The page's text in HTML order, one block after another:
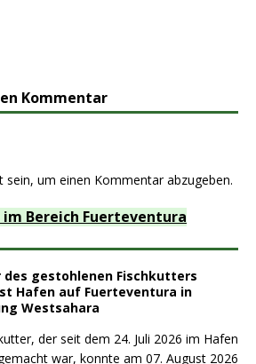
Kommentar
sein, um einen Kommentar abzugeben.
Bereich Fuerteventura
des gestohlenen Fischkutters
Hafen auf Fuerteventura in
Westsahara
der seit dem 24. Juli 2026 im Hafen
war, konnte am 07. August 2026